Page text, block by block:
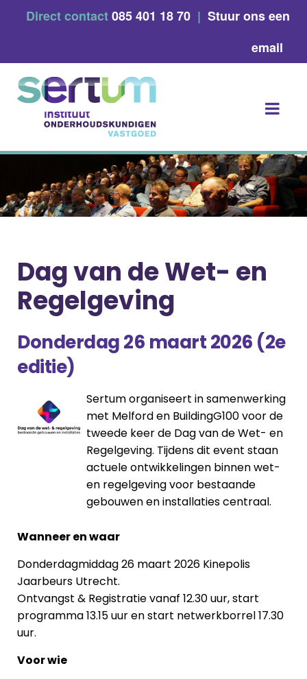
Direct contact085 401 18 70 | Stuur ons een
email
Dag van de Wet- en
Regelgeving
Donderdag 26 maart 2026 (2e
editie)
Sertum organiseert in samenwerking
met Melford en BuildingG100 voor de
tweede keer de Dag van de Wet- en
Regelgeving. Tijdens dit event staan
actuele ontwikkelingen binnen wet-
en regelgeving voor bestaande
gebouwen en installaties centraal.
Wanneer en waar
Donderdagmiddag 26 maart 2026 Kinepolis
Jaarbeurs Utrecht.
Ontvangst & Registratie vanaf 12.30 uur, start
programma 13.15 uur en start netwerkborrel 17.30
uur.
Voor wie